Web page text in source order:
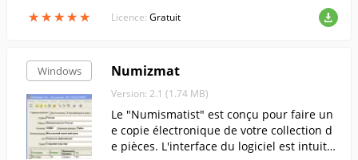
★★★★★
★★★★★ Licence: Gratuit
Windows Numizmat
Version: 2.1 (1.74 MB)
Le "Numismatist" est conçu pour faire un
e copie électronique de votre collection d
e pièces. L'interface du logiciel est intuitiv